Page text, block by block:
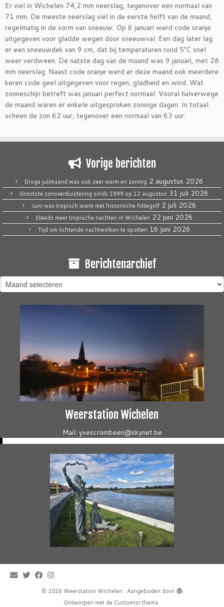
Er viel in Wichelen 74,2 mm neerslag, tegenover een normaal van
71 mm. De meeste neerslag viel in de eerste helft van de maand,
regelmatig in de vorm van sneeuw. Op 6 januari werd code oranje
uitgegeven voor gladde wegen door sneeuwval. Een dag later lag
er een sneeuwdek van 9 cm, dat bij temperaturen rond 5°C snel
weer verdween. De natste dag van de maand was 9 januari, met 28
mm neerslag. Naast code oranje werd er deze maand ook meerdere
keren code geel uitgegeven voor regen, gladheid en wind. Wat
zonneschijn betreft was januari perfect normaal. Vooral halverwege
de maand waren er enkele uitgesproken zonnige dagen. In totaal
scheen de zon 62 uur, tegenover een normaal van 63 uur.
Vorige berichten
Droge julimaand was ook zeer warm en zonnig 2 augustus 2026
Grootste zonsverduistering sinds 1999 op 12 augustus 31 juli 2026
Juni was tropisch warm met historische hittegolf 2 juli 2026
Steeds meer tropische nachten in Wichelen 22 juni 2026
Tijd om lichtende nachtwolken te spotten 16 juni 2026
Berichtenarchief
Berichtenarchief
Weerstation Wichelen
Mail: yvescrombeen@skynet.be
· © 2026 Weerstation Wichelen · Aangeboden door
·
Ontworpen met de Customizr thema ·